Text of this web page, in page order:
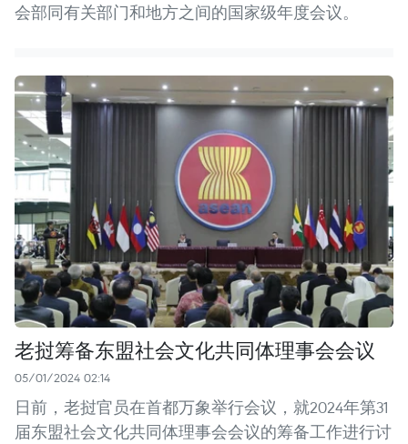
会部同有关部门和地方之间的国家级年度会议。
老挝筹备东盟社会文化共同体理事会会议
05/01/2024 02:14
日前，老挝官员在首都万象举行会议，就2024年第31
届东盟社会文化共同体理事会会议的筹备工作进行讨